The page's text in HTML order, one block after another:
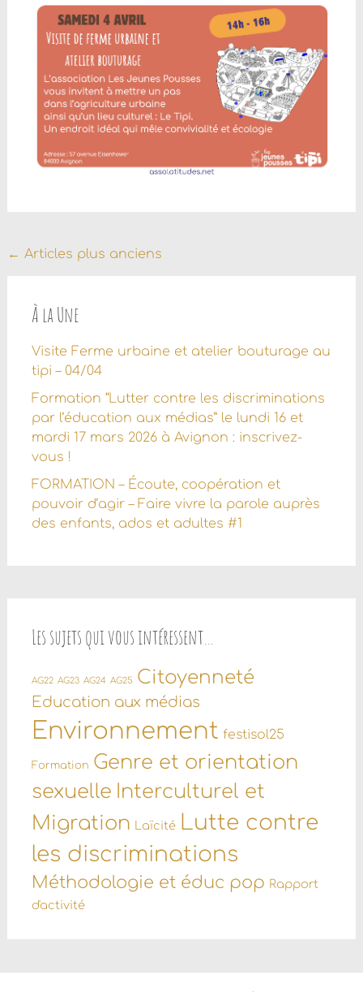
Navigation
articles
← Articles plus anciens
À la Une
Visite Ferme urbaine et atelier bouturage au
tipi – 04/04
Formation “Lutter contre les discriminations
par l’éducation aux médias” le lundi 16 et
mardi 17 mars 2026 à Avignon : inscrivez-
vous !
FORMATION – Écoute, coopération et
pouvoir d’agir – Faire vivre la parole auprès
des enfants, ados et adultes #1
Les sujets qui vous intéressent…
AG22 AG23 AG24 AG25 Citoyenneté
Education aux médias
Environnement festisol25
Formation Genre et orientation
sexuelle Interculturel et
Migration
Laïcité Lutte contre
les discriminations
Méthodologie et éduc pop Rapport
d'activité